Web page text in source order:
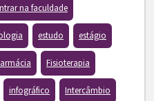
na faculdade
estudo estágio
Fisioterapia
infográfico Intercâmbio